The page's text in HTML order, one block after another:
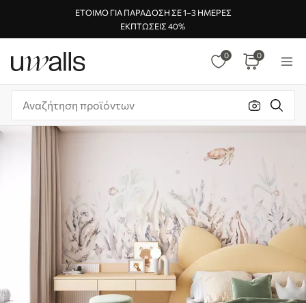
ΈΤΟΙΜΟ ΓΙΑ ΠΑΡΆΔΟΣΗ ΣΕ 1–3 ΗΜΈΡΕΣ
ΕΚΠΤΏΣΕΙΣ 40%
0 0